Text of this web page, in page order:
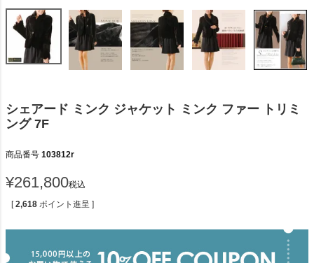
シェアード ミンク ジャケット ミンク ファー トリミ
ング 7F
商品番号 103812r
¥261,800税込
[ 2,618 ポイント進呈 ]